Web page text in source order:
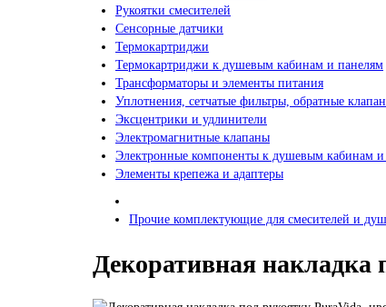
Рукоятки смесителей
Сенсорные датчики
Термокартриджи
Термокартриджи к душевым кабинам и панелям
Трансформаторы и элементы питания
Уплотнения, сетчатые фильтры, обратные
Эксцентрики и удлинители
Электромагнитные клапаны
Электронные компоненты к душевым кабинам и
Элементы крепежа и адаптеры
Прочие комплектующие для смесителей и
Декоративная накладка